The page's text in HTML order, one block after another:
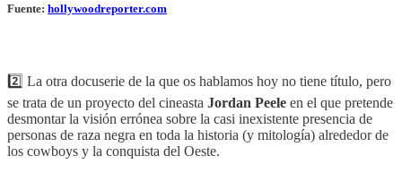
Fuente: hollywoodreporter.com
2️⃣ La otra docuserie de la que os hablamos hoy no tiene título, pero
se trata de un proyecto del cineasta Jordan Peele en el que pretende
desmontar la visión errónea sobre la casi inexistente presencia de
personas de raza negra en toda la historia (y mitología) alrededor de
los cowboys y la conquista del Oeste.